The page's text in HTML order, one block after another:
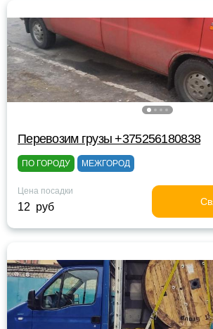
Перевозим грузы +375256180838
ПО ГОРОДУ МЕЖГОРОД
Цена посадки
12 руб